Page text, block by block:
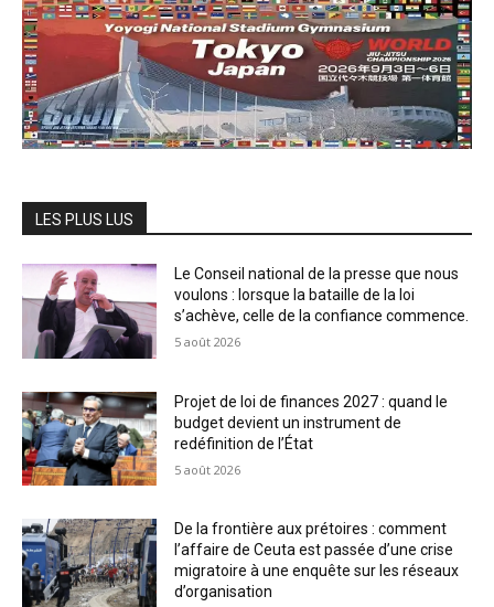
LES PLUS LUS
Le Conseil national de la presse que nous
voulons : lorsque la bataille de la loi
s’achève, celle de la confiance commence.
5 août 2026
Projet de loi de finances 2027 : quand le
budget devient un instrument de
redéfinition de l’État
5 août 2026
De la frontière aux prétoires : comment
l’affaire de Ceuta est passée d’une crise
migratoire à une enquête sur les réseaux
d’organisation